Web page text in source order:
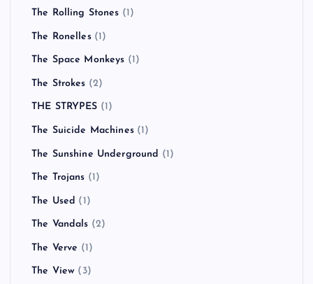
The Rolling Stones (1)
The Ronelles(1)
The Space Monkeys (1)
The Strokes (2)
THE STRYPES (1)
The Suicide Machines(1)
The Sunshine Underground (1)
The Trojans (1)
The Used (1)
The Vandals (2)
The Verve (1)
The View (3)